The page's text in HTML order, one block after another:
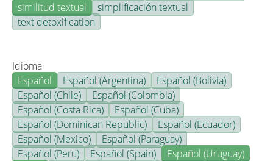
similitud textual
simplificación textual
text detoxification
Idioma
Español
Español (Argentina)
Español (Bolivia)
Español (Chile)
Español (Colombia)
Español (Costa Rica)
Español (Cuba)
Español (Dominican Republic)
Español (Ecuador)
Español (Mexico)
Español (Paraguay)
Español (Peru)
Español (Spain)
Español (Uruguay)